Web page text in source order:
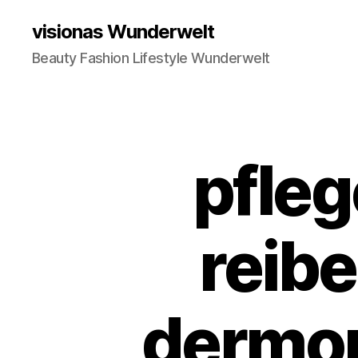
visionas Wunderwelt
Beauty Fashion Lifestyle Wunderwelt